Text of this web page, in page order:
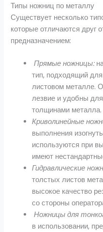
Типы ножниц по металлу
Существует несколько
которые отличаются друг
предназначением:
Прямые ножницы:
тип, подходящий
листовом металле.
лезвие и удобны
толщинами металла.
Криволинейные
выполнения
используются при
имеют
Гидравлические
толстых листов
высокое качество
со стороны
Ножницы для
в использовании,